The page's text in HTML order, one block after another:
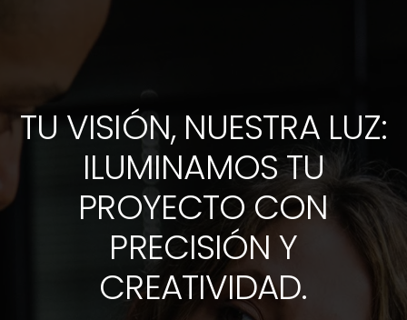
TU VISIÓN, NUESTRA LUZ:
ILUMINAMOS TU
PROYECTO CON
PRECISIÓN Y
CREATIVIDAD.